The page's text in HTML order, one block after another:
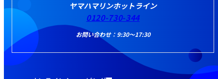
ヤマハマリンホットライン
0120-730-344
お問い合わせ：9:30～17:30